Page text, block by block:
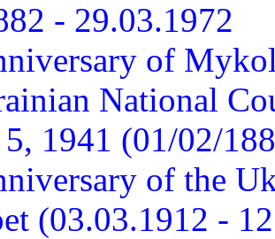
- 29.03.1972
of
National
1941 (01/02/
of the
(03.03.1912 -